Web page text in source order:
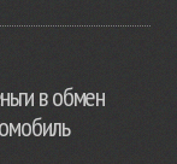
в обмен